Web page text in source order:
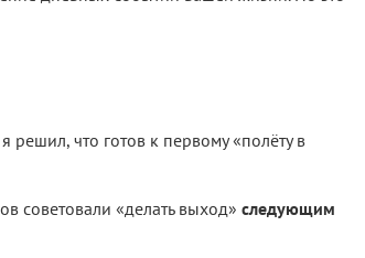
решил, что готов к первому «полёту в
советовали «делать выход» следующим